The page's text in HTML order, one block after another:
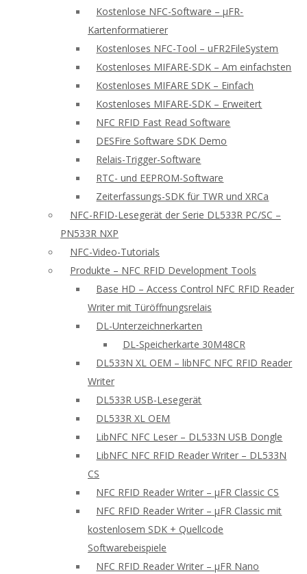
Kostenlose NFC-Software – μFR-
Kartenformatierer
Kostenloses NFC-Tool – uFR2FileSystem
Kostenloses MIFARE-SDK – Am einfachsten
Kostenloses MIFARE SDK – Einfach
Kostenloses MIFARE-SDK – Erweitert
NFC RFID Fast Read Software
DESFire Software SDK Demo
Relais-Trigger-Software
RTC- und EEPROM-Software
Zeiterfassungs-SDK für TWR und XRCa
NFC-RFID-Lesegerät der Serie DL533R PC/SC –
PN533R NXP
NFC-Video-Tutorials
Produkte – NFC RFID Development Tools
Base HD – Access Control NFC RFID Reader
Writer mit Türöffnungsrelais
DL-Unterzeichnerkarten
DL-Speicherkarte 30M48CR
DL533N XL OEM – libNFC NFC RFID Reader
Writer
DL533R USB-Lesegerät
DL533R XL OEM
LibNFC NFC Leser – DL533N USB Dongle
LibNFC NFC RFID Reader Writer – DL533N
CS
NFC RFID Reader Writer – μFR Classic CS
NFC RFID Reader Writer – μFR Classic mit
kostenlosem SDK + Quellcode
Softwarebeispiele
NFC RFID Reader Writer – μFR Nano